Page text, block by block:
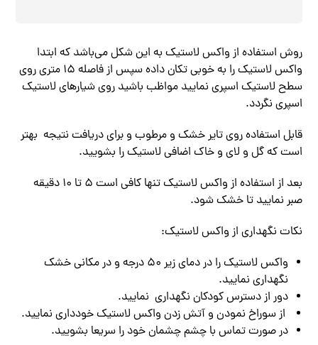
روش استفاده از واکس لاستیک به این شکل می‌باشد که ابتدا
واکس لاستیک را به خوبی تکان داده سپس از فاصله ۱۵ متری روی
سطح لاستیک اسپری نمایید مواظب باشید روی شیارهای لاستیک
اسپری نگردد.
قابل استفاده روی تایر خشک و مرطوب و برای دریافت نتیجه بهتر
است که گل و لای و خاک اضافی لاستیک را بشویید.
بعد از استفاده از واکس لاستیک تنها کافی است ۵ تا ۱۰ دقیقه
صبر نمایید تا خشک شود.
نکات نگهداری از واکس لاستیک:
واکس لاستیک را در دمای زیر ۵۰ درجه و در مکانی خشک
نگهداری نمایید.
دور از دسترس کودکان نگهداری نمایید.
از سوراخ نمودن و آتش زدن واکس لاستیک خودداری نمایید.
در صورت تماس با چشم چشمان خود را سریعا بشویید.